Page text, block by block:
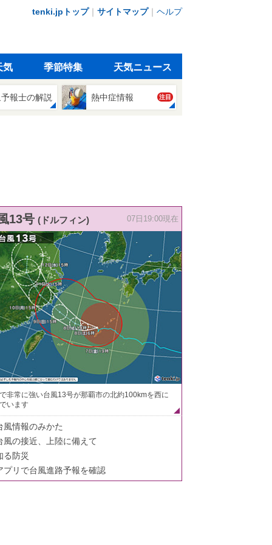
tenki.jpトップ｜ サイトマップ｜ ヘルプ
気 季節特集 天気ニュース
報士の解説 熱中症情報 注目
13号 (ドルフィン) 07日19:00現在
非常に強い台風13号が那覇市の北約100kmを西に
います
風情報のみかた
風の接近、上陸に備えて
る防災
プリで台風進路予報を確認